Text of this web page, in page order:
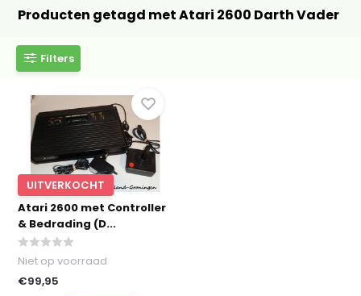
Producten getagd met Atari 2600 Darth Vader
Filters
UITVERKOCHT
Atari 2600 met Controller
& Bedrading (D...
Niet op voorraad
€99,95